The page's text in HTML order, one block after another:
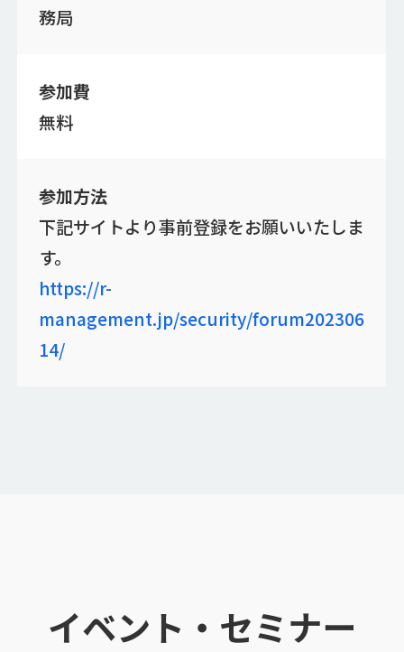
務局
参加費
無料
参加方法
下記サイトより事前登録をお願いいたしま
す。
https://r-
management.jp/security/forum202306
14/
イベント・セミナー